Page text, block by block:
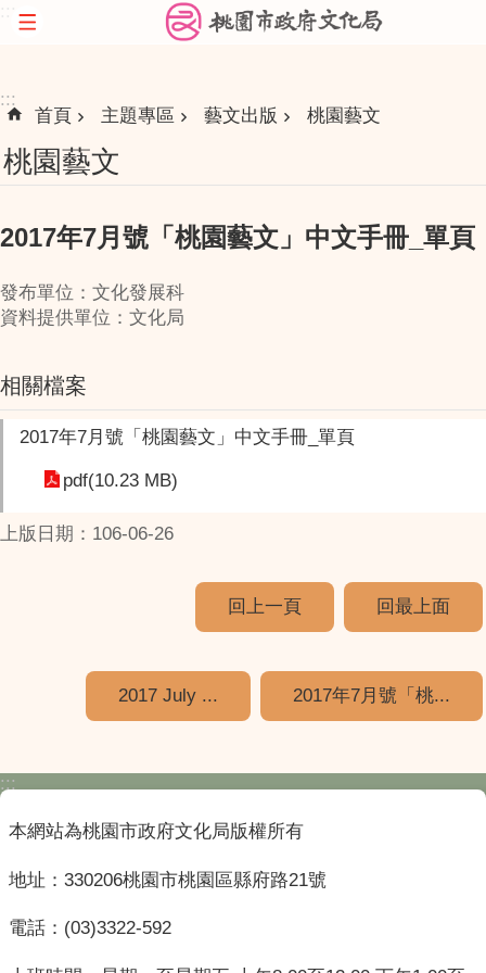
跳到主要內容區塊
:::
首頁 主題專區 藝文出版 桃園藝文
桃園藝文
2017年7月號「桃園藝文」中文手冊_單頁
發布單位：文化發展科
資料提供單位：文化局
相關檔案
2017年7月號「桃園藝文」中文手冊_單頁
pdf(10.23 MB)
上版日期：106-06-26
回上一頁 回最上面
2017 July ... 2017年7月號「桃...
:::
本網站為桃園市政府文化局版權所有
地址：330206桃園市桃園區縣府路21號
電話：(03)3322-592